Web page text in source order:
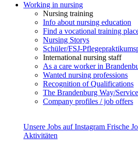
Working in nursing
Nursing training
Info about nursing education
Find a vocational training
Nursing Storys
Schüler/FSJ-
International nursing staff
As a care worker in
Wanted nursing professions
Recognition of Qualifications
The Brandenburg Way/
Company profiles / job offers
Unsere Jobs auf Instagram Frische
Aktivitäten